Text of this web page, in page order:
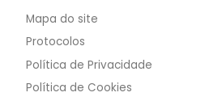
Mapa do site
Protocolos
Política de Privacidade
Política de Cookies